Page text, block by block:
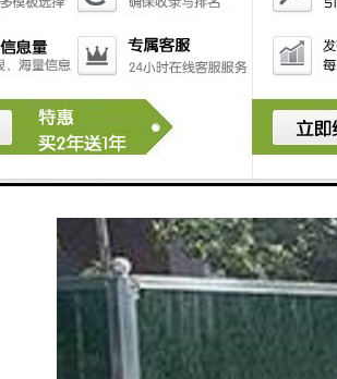
立柱钢管底部焊接法兰盘，目前常用规格